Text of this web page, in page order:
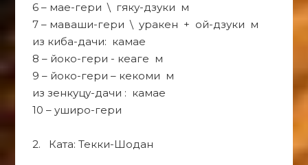
6 – мае-гери \ гяку-дзуки м
7 – маваши-гери \ уракен + ой-дзуки м
из киба-дачи: камае
8 – йоко-гери - кеаге м
9 – йоко-гери – кекоми м
из зенкуцу-дачи : камае
10 – уширо-гери
2. Ката: Текки-Шодан